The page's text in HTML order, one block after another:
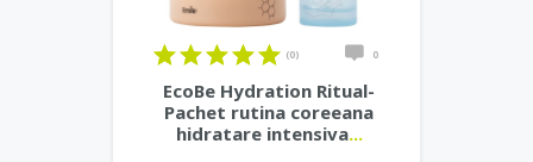
(0) 0
EcoBe Hydration Ritual-
Pachet rutina coreeana
hidratare intensiva...